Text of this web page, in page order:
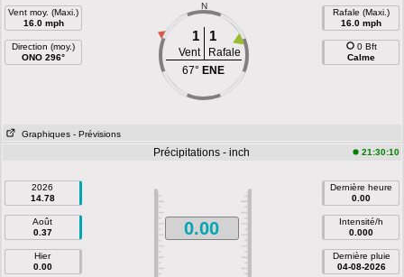
Vent moy. (Maxi.)
16.0 mph
Direction (moy.)
ONO 296°
N
1 1
Vent
Rafale
67° ENE
Rafale (Maxi.)
16.0 mph
0 Bft
Calme
Graphiques - Prévisions
Précipitations - inch 21:30:10
2026
14.78
Août
0.37
Hier
0.00
0.00
Dernière heure
0.00
Intensité/h
0.000
Dernière pluie
04-08-2026